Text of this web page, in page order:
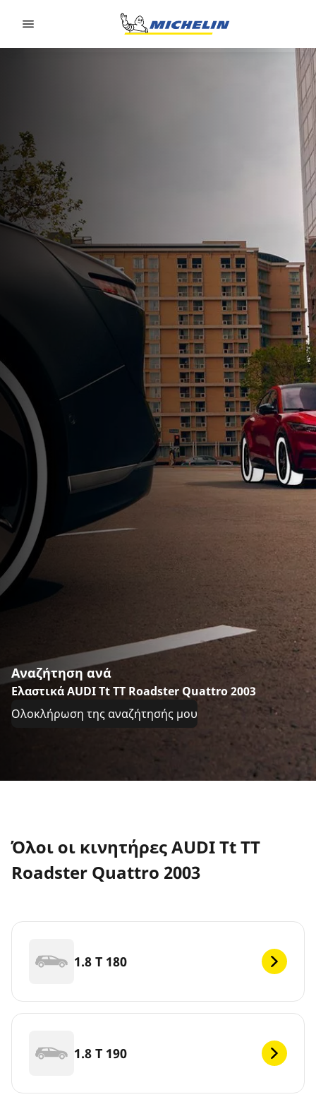
Αναζήτηση ανά
Ελαστικά AUDI Tt TT Roadster Quattro 2003
Ολοκλήρωση της αναζήτησής μου
Όλοι οι κινητήρες AUDI Tt TT
Roadster Quattro 2003
1.8 T 180
1.8 T 190